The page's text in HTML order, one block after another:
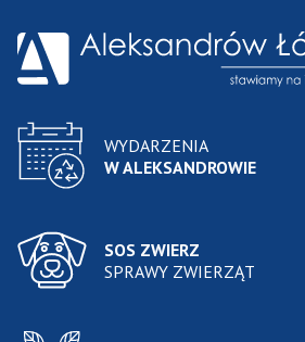
WYDARZENIA
W ALEKSANDROWIE
SOS ZWIERZ
SPRAWY ZWIERZĄT